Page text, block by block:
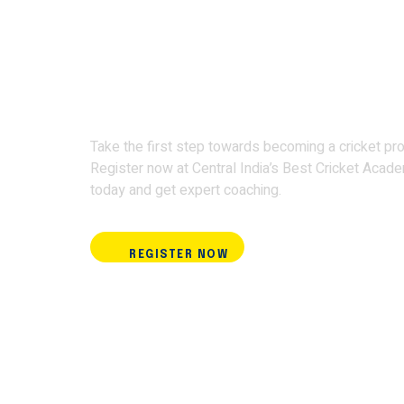
Take the first step towards becoming a cricket
Register now at Central India’s Best Cricket
today and get expert coaching.
REGISTER NOW